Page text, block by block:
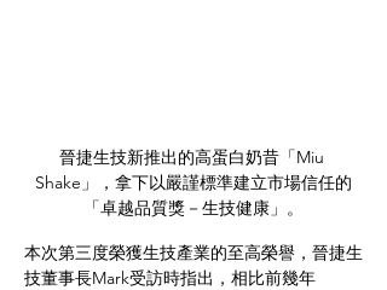
晉捷生技新推出的高蛋白奶昔「Miu
Shake」，拿下以嚴謹標準建立市場信任的
「卓越品質獎－生技健康」。
本次第三度榮獲生技產業的至高榮譽，晉捷生
技董事長Mark受訪時指出，相比前幾年